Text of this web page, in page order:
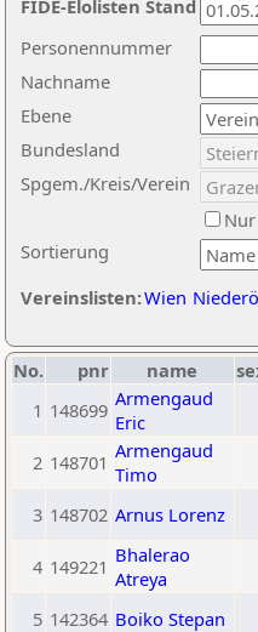
Nachname
Ebene
Sortierung
Personennummer
Bundesland
Spgem./Kreis/Verein
Vereinslisten:Wien
FIDE-Elolisten Stand
No. pnr name
1 148699 Armengaud
Eric
2 148701 Armengaud
Timo
3 148702 Arnus Lorenz
4 149221 Bhalerao
Atreya
5 142364 Boiko Stepan